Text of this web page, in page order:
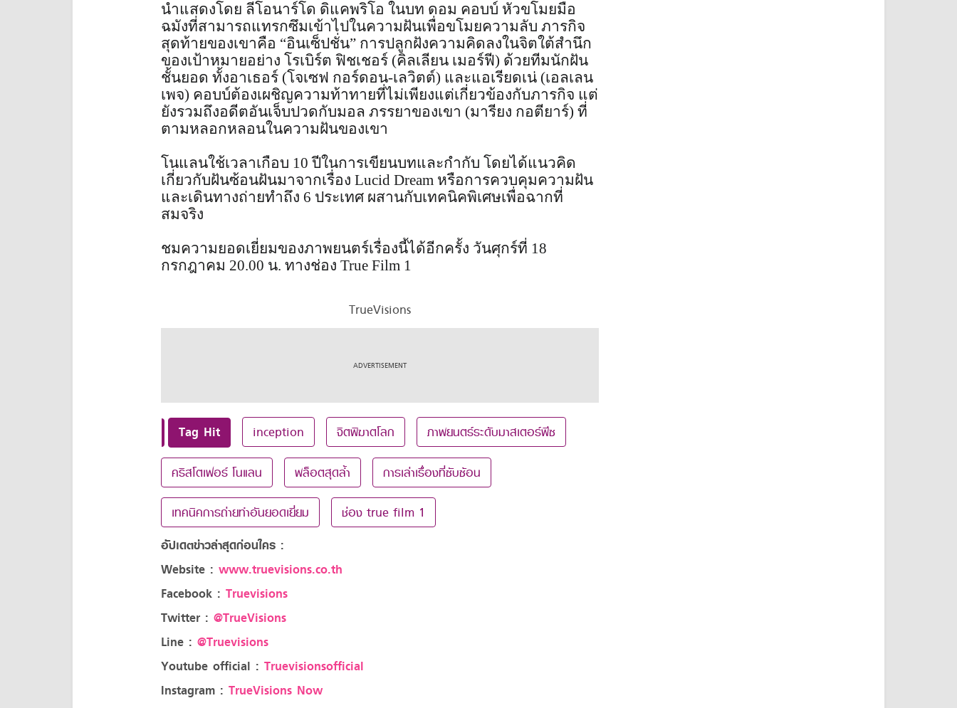
นำแสดงโดย ลีโอนาร์โด ดิแคพริโอ ในบท ดอม คอบบ์ หัวขโมยมือ
ฉมังที่สามารถแทรกซึมเข้าไปในความฝันเพื่อขโมยความลับ ภารกิจ
สุดท้ายของเขาคือ “อินเซ็ปชั่น” การปลูกฝังความคิดลงในจิตใต้สำนึก
ของเป้าหมายอย่าง โรเบิร์ต ฟิชเชอร์ (คิลเลียน เมอร์ฟี) ด้วยทีมนักฝัน
ชั้นยอด ทั้งอาเธอร์ (โจเซฟ กอร์ดอน-เลวิตต์) และแอเรียดเน่ (เอลเลน
เพจ) คอบบ์ต้องเผชิญความท้าทายที่ไม่เพียงแต่เกี่ยวข้องกับภารกิจ แต่
ยังรวมถึงอดีตอันเจ็บปวดกับมอล ภรรยาของเขา (มารียง กอตียาร์) ที่
ตามหลอกหลอนในความฝันของเขา
โนแลนใช้เวลาเกือบ 10 ปีในการเขียนบทและกำกับ โดยได้แนวคิด
เกี่ยวกับฝันซ้อนฝันมาจากเรื่อง Lucid Dream หรือการควบคุมความฝัน
และเดินทางถ่ายทำถึง 6 ประเทศ ผสานกับเทคนิคพิเศษเพื่อฉากที่
สมจริง
ชมความยอดเยี่ยมของภาพยนตร์เรื่องนี้ได้อีกครั้ง วันศุกร์ที่ 18
กรกฎาคม 20.00 น. ทางช่อง True Film 1
TrueVisions
Tag Hit inception จิตพิฆาตโลก ภาพยนตร์ระดับมาสเตอร์พีซ
คริสโตเฟอร์ โนแลน พล็อตสุดล้ำ การเล่าเรื่องที่ซับซ้อน
เทคนิคการถ่ายทำอันยอดเยี่ยม ช่อง true film 1
อัปเดตข่าวล่าสุดก่อนใคร :
Website : www.truevisions.co.th
Facebook : Truevisions
Twitter : @TrueVisions
Line : @Truevisions
Youtube official : Truevisionsofficial
Instagram : TrueVisions Now